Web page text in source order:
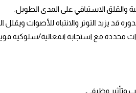
الاستباقي على المدى الطويل.
يزيد التوتر والانتباه للأصوات ويقلل
محددة مع استجابة انفعالية/سلوكية